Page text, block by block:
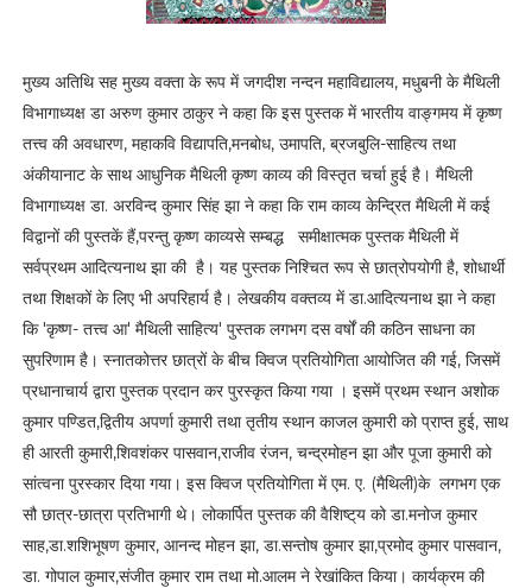
मुख्य अतिथि सह मुख्य वक्ता के रूप में जगदीश नन्दन महाविद्यालय, मधुबनी के मैथिली
विभागाध्यक्ष डा अरुण कुमार ठाकुर ने कहा कि इस पुस्तक में भारतीय वाङ्गमय में कृष्ण
तत्त्व की अवधारण, महाकवि विद्यापति,मनबोध, उमापति, ब्रजबुलि-साहित्य तथा
अंकीयानाट के साथ आधुनिक मैथिली कृष्ण काव्य की विस्तृत चर्चा हुई है। मैथिली
विभागाध्यक्ष डा. अरविन्द कुमार सिंह झा ने कहा कि राम काव्य केन्द्रित मैथिली में कई
विद्वानों की पुस्तकें हैं,परन्तु कृष्ण काव्यसे सम्बद्ध समीक्षात्मक पुस्तक मैथिली में
सर्वप्रथम आदित्यनाथ झा की है। यह पुस्तक निश्चित रूप से छात्रोपयोगी है, शोधार्थी
तथा शिक्षकों के लिए भी अपरिहार्य है। लेखकीय वक्तव्य में डा.आदित्यनाथ झा ने कहा
कि 'कृष्ण- तत्त्व आ' मैथिली साहित्य' पुस्तक लगभग दस वर्षों की कठिन साधना का
सुपरिणाम है। स्नातकोत्तर छात्रों के बीच क्विज प्रतियोगिता आयोजित की गई, जिसमें
प्रधानाचार्य द्वारा पुस्तक प्रदान कर पुरस्कृत किया गया । इसमें प्रथम स्थान अशोक
कुमार पण्डित,द्वितीय अपर्णा कुमारी तथा तृतीय स्थान काजल कुमारी को प्राप्त हुई, साथ
ही आरती कुमारी,शिवशंकर पासवान,राजीव रंजन, चन्द्रमोहन झा और पूजा कुमारी को
सांत्वना पुरस्कार दिया गया। इस क्विज प्रतियोगिता में एम. ए. (मैथिली)के लगभग एक
सौ छात्र-छात्रा प्रतिभागी थे। लोकार्पित पुस्तक की वैशिष्ट्‌य को डा.मनोज कुमार
साह,डा.शशिभूषण कुमार, आनन्द मोहन झा, डा.सन्तोष कुमार झा,प्रमोद कुमार पासवान,
डा. गोपाल कुमार,संजीत कुमार राम तथा मो.आलम ने रेखांकित किया। कार्यक्रम की